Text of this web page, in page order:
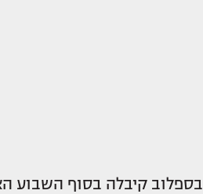
בספלוב קיבלה בסוף השבוע